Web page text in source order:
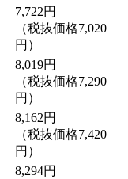
7,722円
（税抜価格7,020
円）
8,019円
（税抜価格7,290
円）
8,162円
（税抜価格7,420
円）
8,294円